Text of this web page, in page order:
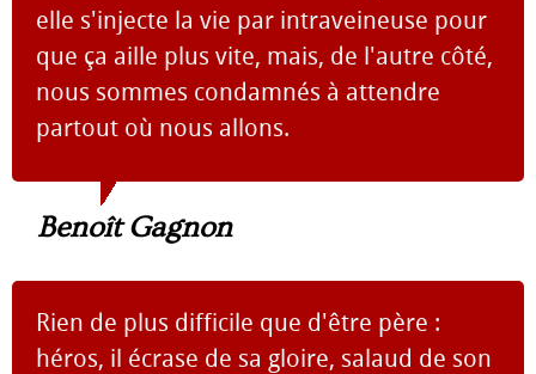
elle s'injecte la vie par intraveineuse pour
que ça aille plus vite, mais, de l'autre côté,
nous sommes condamnés à attendre
partout où nous allons.
Benoît Gagnon
Rien de plus difficile que d'être père :
héros, il écrase de sa gloire, salaud de son